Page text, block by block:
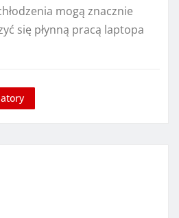
mogą znacznie
się płynną pracą laptopa